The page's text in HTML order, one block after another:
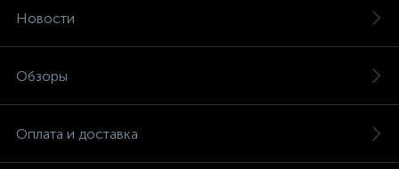
Новости
Обзоры
Оплата и доставка